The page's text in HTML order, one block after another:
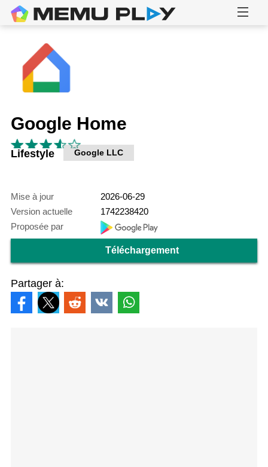
Google Home
Lifestyle Google LLC
Mise à jour
2026-06-29
Version actuelle
1742238420
Proposée par
Téléchargement
Partager à: